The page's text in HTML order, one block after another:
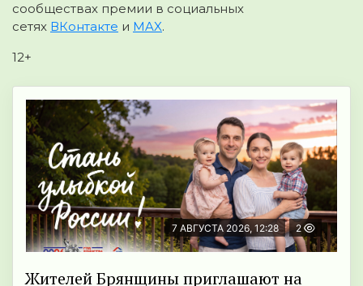
сообществах премии в социальных
сетях ВКонтакте и MAX.
12+
7 АВГУСТА 2026, 12:28 2
Жителей Брянщины приглашают на